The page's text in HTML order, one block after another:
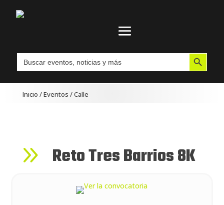
Buscar: Botón de búsqueda
Inicio /Eventos /Calle
9 Reto Tres Barrios 8K